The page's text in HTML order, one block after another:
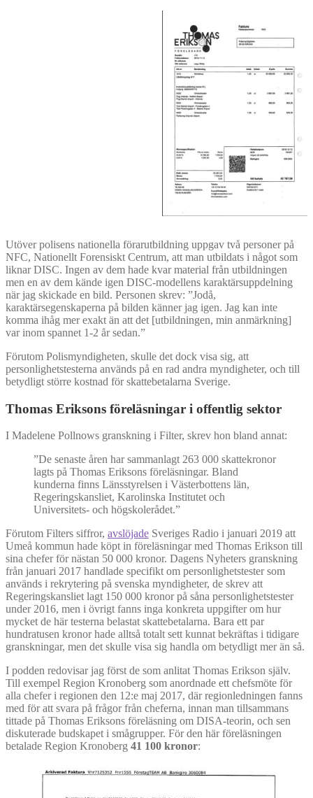
Utöver polisens nationella förarutbildning uppgav två personer på
NFC, Nationellt Forensiskt Centrum, att man utbildats i något som
liknar DISC. Ingen av dem hade kvar material från utbildningen
men en av dem kände igen DISC-modellens karaktärsuppdelning
när jag skickade en bild. Personen skrev: ”Jodå,
karaktärsegenskaperna på bilden känner jag igen. Jag kan inte
komma ihåg mer exakt än att det [utbildningen, min anmärkning]
var inom spannet 1-2 år sedan.”
Förutom Polismyndigheten, skulle det dock visa sig, att
personlighetstesterna används på en rad andra myndigheter, och till
betydligt större kostnad för skattebetalarna Sverige.
Thomas Eriksons föreläsningar i offentlig sektor
I Madelene Pollnows granskning i Filter, skrev hon bland annat:
”De senaste åren har sammanlagt 263 000 skattekronor
lagts på Thomas Eriksons föreläsningar. Bland
kunderna finns Länsstyrelsen i Västerbottens län,
Regeringskansliet, Karolinska Institutet och
Universitets- och högskolerådet.”
Förutom Filters siffror, avslöjade Sveriges Radio i januari 2019 att
Umeå kommun hade köpt in föreläsningar med Thomas Erikson till
sina chefer för nästan 50 000 kronor. Dagens Nyheters granskning
från januari 2017 handlade specifikt om personlighetstester som
används i rekrytering på svenska myndigheter, de skrev att
Regeringskansliet lagt 150 000 kronor på såna personlighetstester
under 2016, men i övrigt fanns inga konkreta uppgifter om hur
mycket de här testerna belastat skattebetalarna. Bara ett par
hundratusen kronor hade alltså totalt sett kunnat bekräftas i tidigare
granskningar, men det skulle visa sig handla om betydligt mer än så.
I podden redovisar jag först de som anlitat Thomas Erikson själv.
Till exempel Region Kronoberg som anordnade ett chefsmöte för
alla chefer i regionen den 12:e maj 2017, där regionledningen fanns
med för att svara på frågor från cheferna, innan man tillsammans
tittade på Thomas Eriksons föreläsning om DISA-teorin, och sen
diskuterade budskapet i smågrupper. För den här föreläsningen
betalade Region Kronoberg 41 100 kronor: